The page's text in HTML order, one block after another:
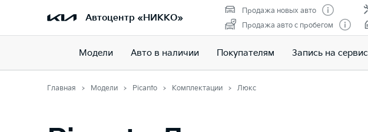
Автоцентр «НИККО»
Продажа новых авто
Продажа авто с пробегом
Модели Авто в наличии Покупателям Запись на сервис
Главная Модели Picanto Комплектации Люкс